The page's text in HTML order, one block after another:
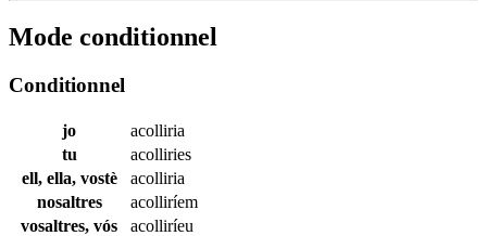
Mode conditionnel
Conditionnel
jo
acolliria
tu
acolliries
ell, ella, vostè
acolliria
nosaltres
acolliríem
vosaltres, vós
acolliríeu